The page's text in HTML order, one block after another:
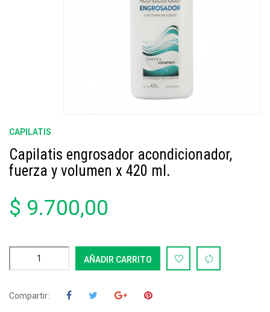
CAPILATIS
Capilatis engrosador acondicionador,
fuerza y volumen x 420 ml.
$ 9.700,00
AÑADIR CARRITO
Compartir: